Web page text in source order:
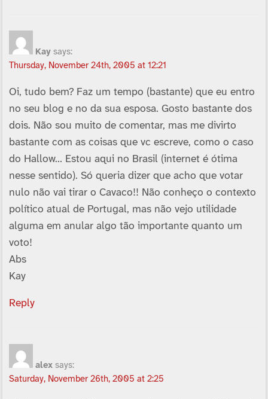
Kay says:
Thursday, November 24th, 2005 at 12:21
Oi, tudo bem? Faz um tempo (bastante) que eu entro
no seu blog e no da sua esposa. Gosto bastante dos
dois. Não sou muito de comentar, mas me divirto
bastante com as coisas que vc escreve, como o caso
do Hallow… Estou aqui no Brasil (internet é ótima
nesse sentido). Só queria dizer que acho que votar
nulo não vai tirar o Cavaco!! Não conheço o contexto
polí­tico atual de Portugal, mas não vejo utilidade
alguma em anular algo tão importante quanto um
voto!
Abs
Kay
Reply
alex says:
Saturday, November 26th, 2005 at 2:25